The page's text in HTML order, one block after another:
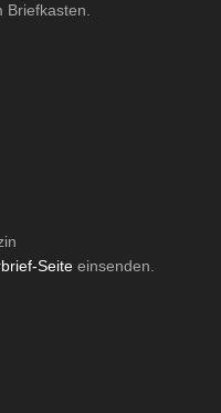
Briefkasten.
Seite einsenden.